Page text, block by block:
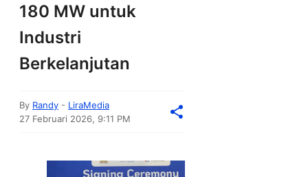
180 MW untuk
Industri
Berkelanjutan
By Randy - LiraMedia
27 Februari 2026, 9:11 PM